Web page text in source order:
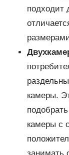
подходит
камеры.
камеры с